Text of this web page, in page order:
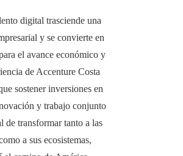
digital trasciende una
y se convierte en
el avance económico y
de Accenture Costa
sostener inversiones en
y trabajo conjunto
de transformar tanto a las
a sus ecosistemas,